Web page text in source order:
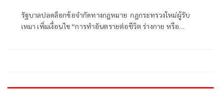
รัฐบาลปลดล็อกข้อจำกัดทางกฎหมาย กฎกระทรวงใหม่ผู้รับ
เหมา เพิ่มเงื่อนไข “การทำอันตรายต่อชีวิต ร่างกาย หรือ